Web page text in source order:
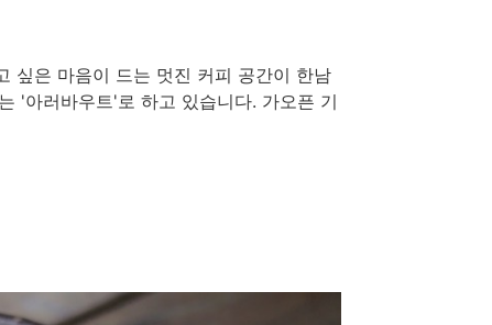
싶은 마음이 드는 멋진 커피 공간이 한남
'아러바우트'로 하고 있습니다. 가오픈 기